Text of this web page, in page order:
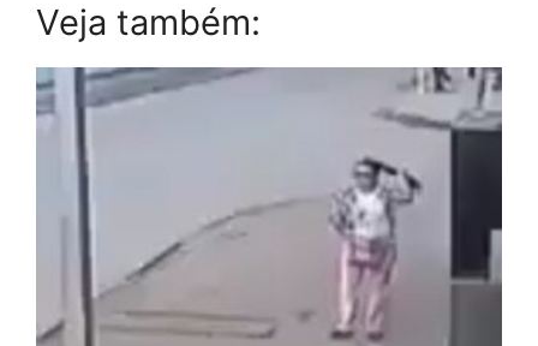
Veja também: